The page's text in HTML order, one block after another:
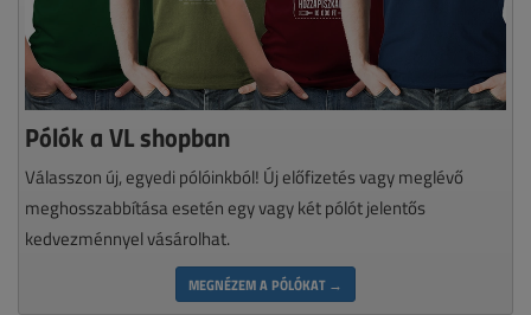
Pólók a VL shopban
Válasszon új, egyedi pólóinkból! Új előfizetés vagy meglévő
meghosszabbítása esetén egy vagy két pólót jelentős
kedvezménnyel vásárolhat.
MEGNÉZEM A PÓLÓKAT →